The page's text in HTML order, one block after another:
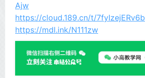
Ajw
https://cloud.189.cn/t/7fyIzejERv6b
https://mdl.ink/N111zw